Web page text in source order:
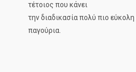
τέτοιος που κάνει
την διαδικασία πολύ πιο
παγούρια.